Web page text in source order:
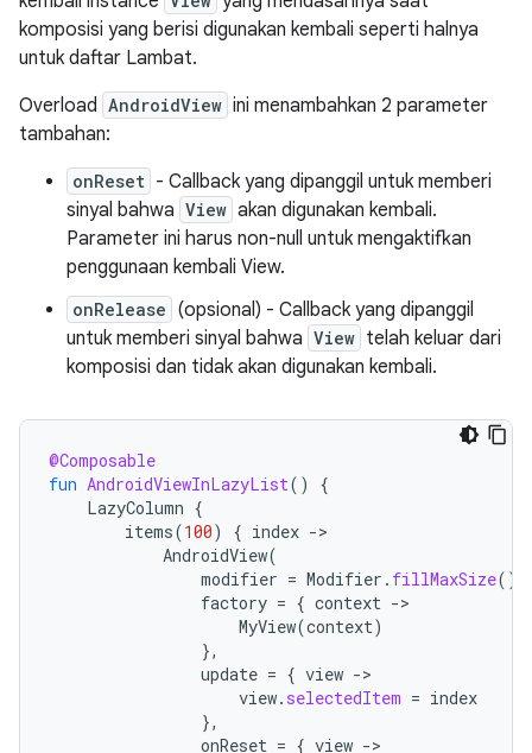
komposisi yang berisi digunakan kembali seperti halnya
untuk daftar Lambat.
Overload AndroidView ini menambahkan 2 parameter
tambahan:
onReset - Callback yang dipanggil untuk memberi
sinyal bahwa View akan digunakan kembali.
Parameter ini harus non-null untuk mengaktifkan
penggunaan kembali View.
onRelease (opsional) - Callback yang dipanggil
untuk memberi sinyal bahwa View telah keluar dari
komposisi dan tidak akan digunakan kembali.
@Composable
fun AndroidViewInLazyList()
{
LazyColumn {
items(100) { index -
AndroidView(
modifier = Modifier . fillMaxSize(),
factory = { context -
MyView(context)
},
update = { view -
view. selectedItem = index
},
onReset = { view -